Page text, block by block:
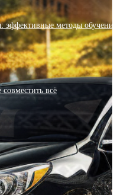
эффективные методы
всё